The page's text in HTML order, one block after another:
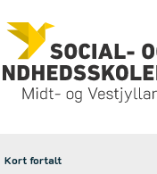
Kort fortalt